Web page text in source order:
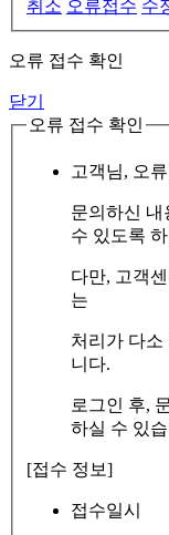
취소 오류접수 수
오류 접수 확인
닫기
오류 접수 확인
고객님, 오
문의하신 내
수 있도록
다만, 고객
는
처리가 다소
니다.
로그인 후,
하실 수 있
[접수 정보]
접수일시